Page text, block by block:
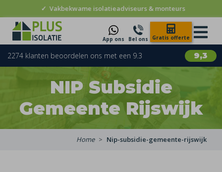
✓ Vakbekwame isolatieadviseurs & monteurs
App ons Bel ons Gratis offerte
9,3
2274 klanten beoordelen ons met een 9.3
NIP Subsidie
Gemeente Rijswijk
Home Nip-subsidie-gemeente-rijswijk